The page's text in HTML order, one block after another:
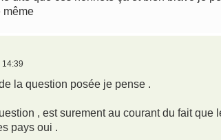
même
la question posée je pense .
, est surement au courant du fait
pays oui .